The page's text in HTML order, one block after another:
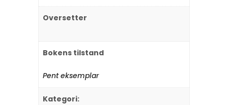
Oversetter
Bokens tilstand
Pent eksemplar
Kategori: